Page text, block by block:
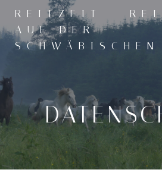
Inhalt
REITZEIT -
AUF DER
SCHWÄBISCHEN